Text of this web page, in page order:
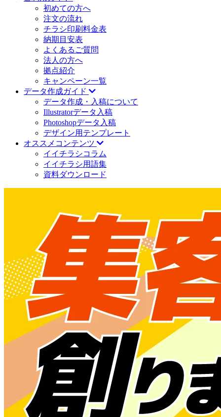
初めての方へ
注文の流れ
チラシ印刷料金表
納期目安表
よくあるご質問
法人の方へ
拠点紹介
キャンペーン一覧
データ作成ガイド
データ作成・入稿について
Illustratorデータ入稿
Photoshopデータ入稿
デザイン用テンプレート
オススメコンテンツ
イイチラシコラム
イイチラシ用語集
資料ダウンロード